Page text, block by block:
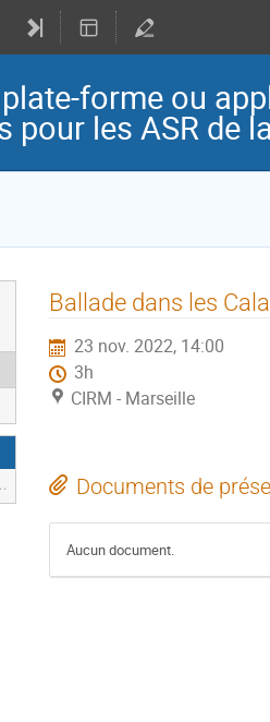
forme ou
pour les ASR de
Ballade dans les
23 nov. 2022, 14:00
3h
CIRM - Marseille
Documents de
Aucun document.